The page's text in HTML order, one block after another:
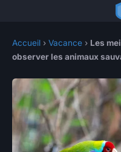
Accueil › Vacance › Les
observer les animaux